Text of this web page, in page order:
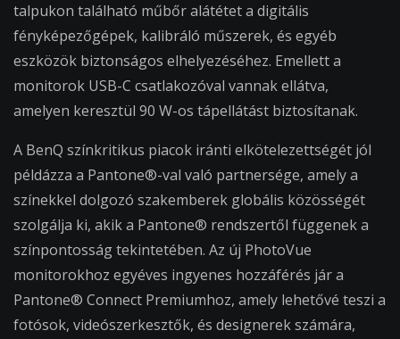
talpukon található műbőr alátétet a digitális
fényképezőgépek, kalibráló műszerek, és egyéb
eszközök biztonságos elhelyezéséhez. Emellett a
monitorok USB-C csatlakozóval vannak ellátva,
amelyen keresztül 90 W-os tápellátást biztosítanak.
A BenQ színkritikus piacok iránti elkötelezettségét jól
példázza a Pantone®-val való partnersége, amely a
színekkel dolgozó szakemberek globális közösségét
szolgálja ki, akik a Pantone® rendszertől függenek a
színpontosság tekintetében. Az új PhotoVue
monitorokhoz egyéves ingyenes hozzáférés jár a
Pantone® Connect Premiumhoz, amely lehetővé teszi a
fotósok, videószerkesztők, és designerek számára,